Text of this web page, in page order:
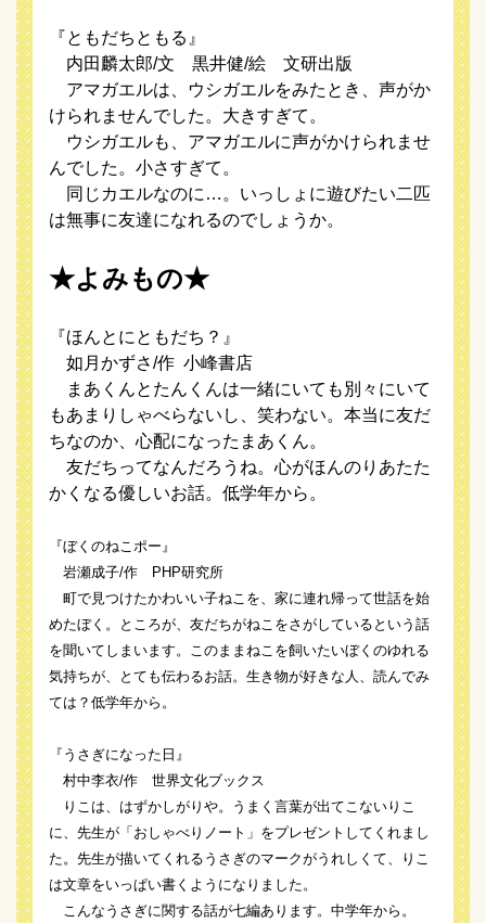
『ともだちともる』
内田麟太郎/文 黒井健/絵 文研出版
アマガエルは、ウシガエルをみたとき、声がか
けられませんでした。大きすぎて。
ウシガエルも、アマガエルに声がかけられませ
んでした。小さすぎて。
同じカエルなのに…。いっしょに遊びたい二匹
は無事に友達になれるのでしょうか。
★よみもの★
『ほんとにともだち？』
如月かずさ/作 小峰書店
まあくんとたんくんは一緒にいても別々にいて
もあまりしゃべらないし、笑わない。本当に友だ
ちなのか、心配になったまあくん。
友だちってなんだろうね。心がほんのりあたた
かくなる優しいお話。低学年から。
『ぼくのねこポー』
岩瀬成子/作 PHP研究所
町で見つけたかわいい子ねこを、家に連れ帰って世話を始
めたぼく。ところが、友だちがねこをさがしているという話
を聞いてしまいます。このままねこを飼いたいぼくのゆれる
気持ちが、とても伝わるお話。生き物が好きな人、読んでみ
ては？低学年から。
『うさぎになった日』
村中李衣/作 世界文化ブックス
りこは、はずかしがりや。うまく言葉が出てこないりこ
に、先生が「おしゃべりノート」をプレゼントしてくれまし
た。先生が描いてくれるうさぎのマークがうれしくて、りこ
は文章をいっぱい書くようになりました。
こんなうさぎに関する話が七編あります。中学年から。